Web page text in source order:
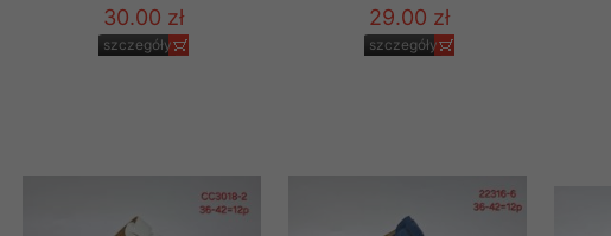
30.00 zł
szczegóły
29.00 zł
szczegóły